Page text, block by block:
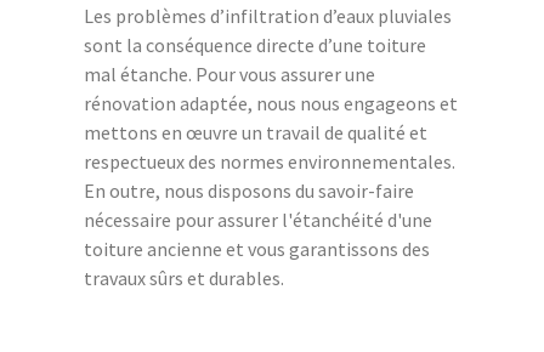
Les problèmes d’infiltration d’eaux pluviales
sont la conséquence directe d’une toiture
mal étanche. Pour vous assurer une
rénovation adaptée, nous nous engageons et
mettons en œuvre un travail de qualité et
respectueux des normes environnementales.
En outre, nous disposons du savoir-faire
nécessaire pour assurer l'étanchéité d'une
toiture ancienne et vous garantissons des
travaux sûrs et durables.